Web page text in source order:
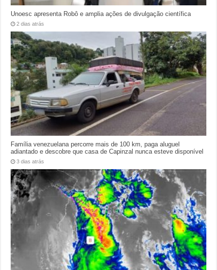
Unoesc apresenta Robô e amplia ações de divulgação científica
2 dias atrás
Família venezuelana percorre mais de 100 km, paga aluguel
adiantado e descobre que casa de Capinzal nunca esteve disponível
3 dias atrás